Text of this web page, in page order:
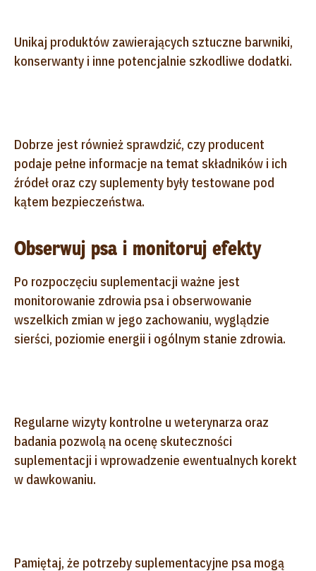
Unikaj produktów zawierających sztuczne barwniki,
konserwanty i inne potencjalnie szkodliwe dodatki.
Dobrze jest również sprawdzić, czy producent
podaje pełne informacje na temat składników i ich
źródeł oraz czy suplementy były testowane pod
kątem bezpieczeństwa.
Obserwuj psa i monitoruj efekty
Po rozpoczęciu suplementacji ważne jest
monitorowanie zdrowia psa i obserwowanie
wszelkich zmian w jego zachowaniu, wyglądzie
sierści, poziomie energii i ogólnym stanie zdrowia.
Regularne wizyty kontrolne u weterynarza oraz
badania pozwolą na ocenę skuteczności
suplementacji i wprowadzenie ewentualnych korekt
w dawkowaniu.
Pamiętaj, że potrzeby suplementacyjne psa mogą